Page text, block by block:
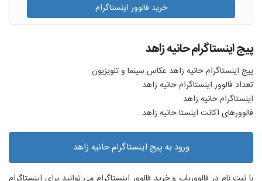
خرید فالوور اینستاگرام
پیج اینستاگرام حانیه زاهد
پیج اینستاگرام حانیه زاهد عکاس سینما و تلویزیون
تعداد فالوور اینستاگرام حانیه زاهد
اینستاگرام حانیه زاهد
فالوورهای اکانت اینستا حانیه زاهد
ورود به پیج اینستاگرام حانیه زاهد